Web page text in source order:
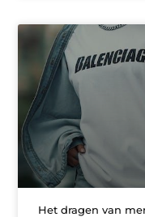
Het dragen van